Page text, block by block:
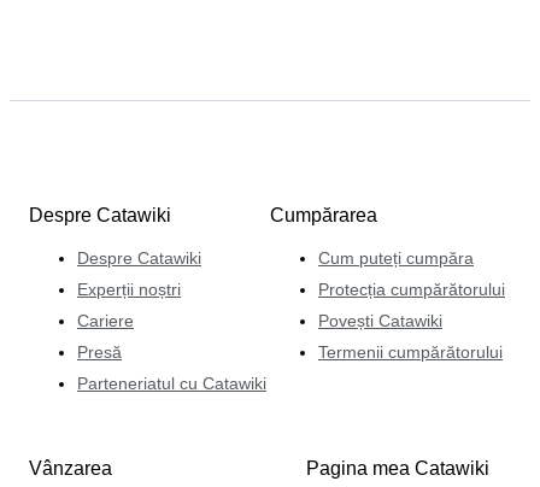
Despre Catawiki
Despre Catawiki
Experții noștri
Cariere
Presă
Parteneriatul cu Catawiki
Cumpărarea
Cum puteți cumpăra
Protecția cumpărătorului
Povești Catawiki
Termenii cumpărătorului
Vânzarea Pagina mea Catawiki